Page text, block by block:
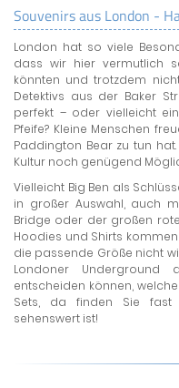
Souvenirs aus London -
London hat so viele
dass wir hier vermutlich
könnten und trotzdem
Detektivs aus der Baker
perfekt – oder vielleicht
Pfeife? Kleine Menschen
Paddington Bear zu tun
Kultur noch genügend
Vielleicht Big Ben als
in großer Auswahl, auch
Bridge oder der großen
Hoodies und Shirts
die passende Größe nicht
Londoner
entscheiden können,
Sets, da finden Sie
sehenswert ist!